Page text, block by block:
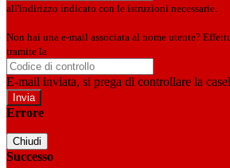
all'indirizzo indicato con le istruzioni necessarie.
Non hai una e-mail associata al nome utente?
tramite la
E-mail inviata, si prega di controllare la
Errore
Chiudi
Successo